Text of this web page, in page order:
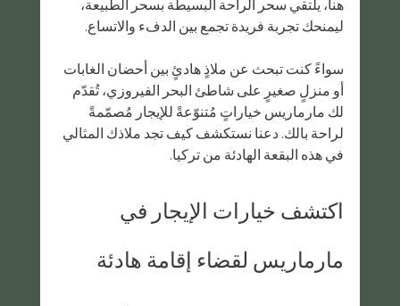
هنا، يلتقي سحر الراحة البسيطة بسحر الطبيعة،
ليمنحك تجربة فريدة تجمع بين الدفء والاتساع.
سواءً كنت تبحث عن ملاذٍ هادئٍ بين أحضان الغابات
أو منزلٍ صغيرٍ على شاطئ البحر الفيروزي، تُقدّم
لك مارماريس خياراتٍ مُتنوّعةً للإيجار مُصمّمةً
لراحة بالك. دعنا نستكشف كيف تجد ملاذك المثالي
في هذه البقعة الهادئة من تركيا.
اكتشف خيارات الإيجار في
مارماريس لقضاء إقامة هادئة